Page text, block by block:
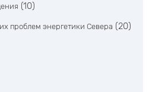
(10)
проблем энергетики Севера (20)